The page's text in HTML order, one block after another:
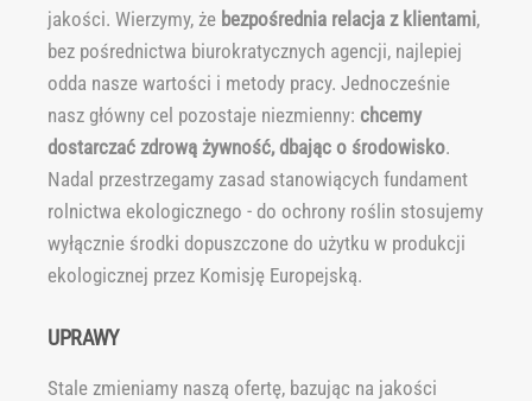
jakości. Wierzymy, że bezpośrednia relacja z klientami,
bez pośrednictwa biurokratycznych agencji, najlepiej
odda nasze wartości i metody pracy. Jednocześnie
nasz główny cel pozostaje niezmienny: chcemy
dostarczać zdrową żywność, dbając o środowisko.
Nadal przestrzegamy zasad stanowiących fundament
rolnictwa ekologicznego - do ochrony roślin stosujemy
wyłącznie środki dopuszczone do użytku w produkcji
ekologicznej przez Komisję Europejską.
UPRAWY
Stale zmieniamy naszą ofertę, bazując na jakości